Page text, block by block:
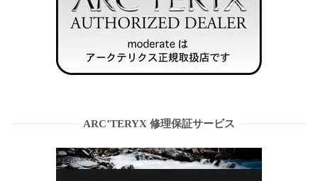
ARC’TERYX 修理保証サービス